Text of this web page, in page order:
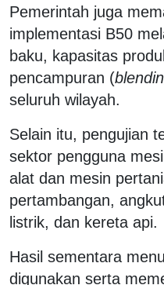
Pemerintah juga
implementasi B50
baku, kapasitas
pencampuran (
seluruh wilayah.
Selain itu, pengujian
sektor pengguna
alat dan mesin
pertambangan,
listrik, dan kereta api.
Hasil sementara
digunakan serta